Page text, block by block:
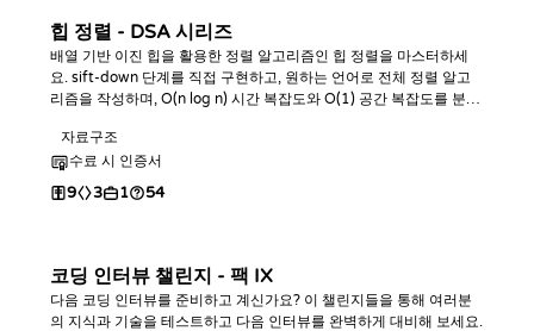
힙 정렬 - DSA 시리즈
배열 기반 이진 힙을 활용한 정렬 알고리즘인 힙 정렬을 마스터하세
요. sift-down 단계를 직접 구현하고, 원하는 언어로 전체 정렬 알고
리즘을 작성하며, O(n log n) 시간 복잡도와 O(1) 공간 복잡도를 분석
자료구조
수료 시 인증서
9 3 1 54
코딩 인터뷰 챌린지 - 팩 IX
다음 코딩 인터뷰를 준비하고 계신가요? 이 챌린지들을 통해 여러분
의 지식과 기술을 테스트하고 다음 인터뷰를 완벽하게 대비해 보세요.